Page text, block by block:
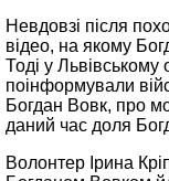
Невдовзі після
відео, на якому
Тоді у
поінформували
Богдан Вовк, про
даний час доля
Волонтер Ірина